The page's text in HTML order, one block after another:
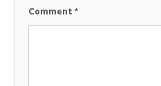
Comment*